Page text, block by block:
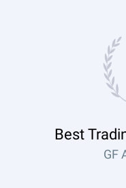
Best
GF